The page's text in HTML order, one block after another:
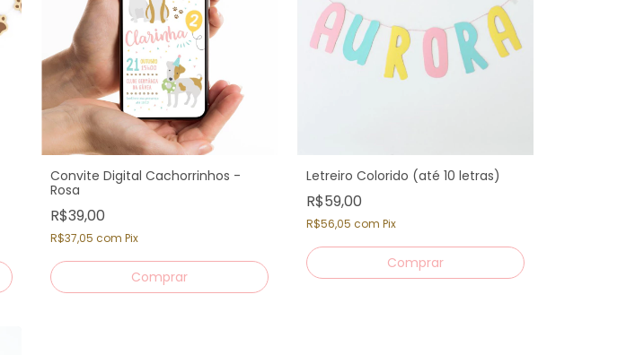
Convite Digital Cachorrinhos -
Rosa
R$39,00
R$37,05 com Pix
Letreiro Colorido (até 10 letras)
R$59,00
R$56,05 com Pix